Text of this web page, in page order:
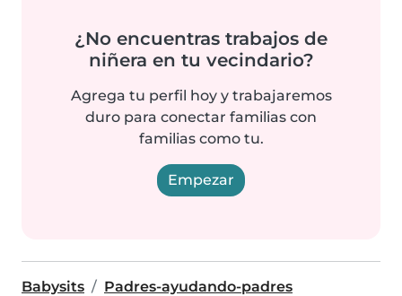
¿No encuentras trabajos de
niñera en tu vecindario?
Agrega tu perfil hoy y trabajaremos
duro para conectar familias con
familias como tu.
Empezar
Babysits
Padres-ayudando-padres